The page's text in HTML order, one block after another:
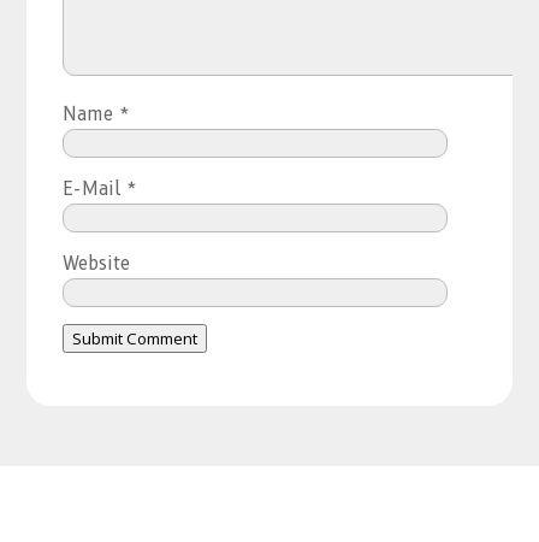
Name *
E-Mail *
Website
Submit Comment